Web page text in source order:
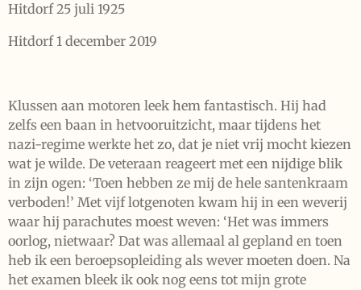
Hitdorf 25 juli 1925
Hitdorf 1 december 2019
Klussen aan motoren leek hem fantastisch. Hij had
zelfs een baan in hetvooruitzicht, maar tijdens het
nazi-regime werkte het zo, dat je niet vrij mocht kiezen
wat je wilde. De veteraan reageert met een nijdige blik
in zijn ogen: ‘Toen hebben ze mij de hele santenkraam
verboden!’ Met vijf lotgenoten kwam hij in een weverij
waar hij parachutes moest weven: ‘Het was immers
oorlog, nietwaar? Dat was allemaal al gepland en toen
heb ik een beroepsopleiding als wever moeten doen. Na
het examen bleek ik ook nog eens tot mijn grote